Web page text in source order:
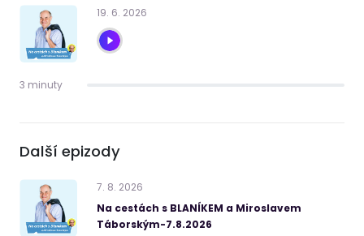
19. 6. 2026
3 minuty
Další epizody
7. 8. 2026
Na cestách s BLANÍKEM a Miroslavem
Táborským-7.8.2026